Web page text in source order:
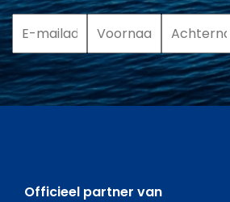
Officieel partner van